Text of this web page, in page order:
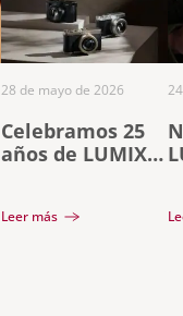
Celebramos 25
años de LUMIX
diseño premium
Leer más
28 de mayo de 2026